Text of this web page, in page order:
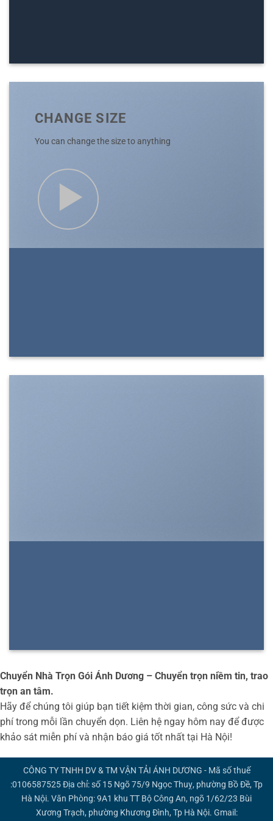
CHANGE SIZE
You can change the size to anything
Chuyển Nhà Trọn Gói Ánh Dương – Chuyển trọn niềm tin, trao
trọn an tâm.
Hãy để chúng tôi giúp bạn tiết kiệm thời gian, công sức và chi
phí trong mỗi lần chuyển dọn. Liên hệ ngay hôm nay để được
khảo sát miễn phí và nhận báo giá tốt nhất tại Hà Nội!
CÔNG TY TNHH DV & TM VẬN TẢI ÁNH DƯƠNG - Mã số thuế
:0106587525 Địa chỉ: số 15 Ngõ 75/9 Ngọc Thuỵ, phường Bồ Đề, Tp
Hà Nội. Văn Phòng: 9A1 khu TT Bộ Công An, ngõ 1/62/23 Bùi
Xương Trạch, phường Khương Đình, Tp Hà Nội. Gmail: